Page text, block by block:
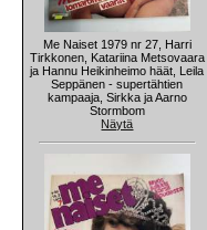
Me Naiset 1979 nr 27, Harri
Tirkkonen, Katariina Metsovaara
ja Hannu Heikinheimo häät, Leila
Seppänen - supertähtien
kampaaja, Sirkka ja Aarno
Stormbom
Näytä